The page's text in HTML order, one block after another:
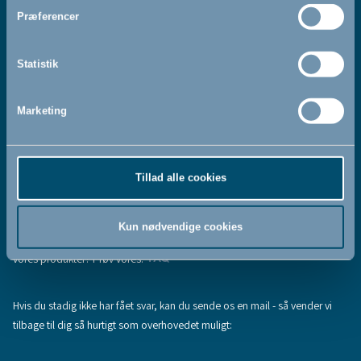
Præferencer
Statistik
Marketing
Tillad alle cookies
Kun nødvendige cookies
læst og accepteret vores
Cookiepolitik
Tilmeld
Fandt du ikke den information, du søgte, eller har du flere spørgsmål til
vores produkter? Prøv vores:FAQ
Hvis du stadig ikke har fået svar, kan du sende os en mail - så vender vi
tilbage til dig så hurtigt som overhovedet muligt: